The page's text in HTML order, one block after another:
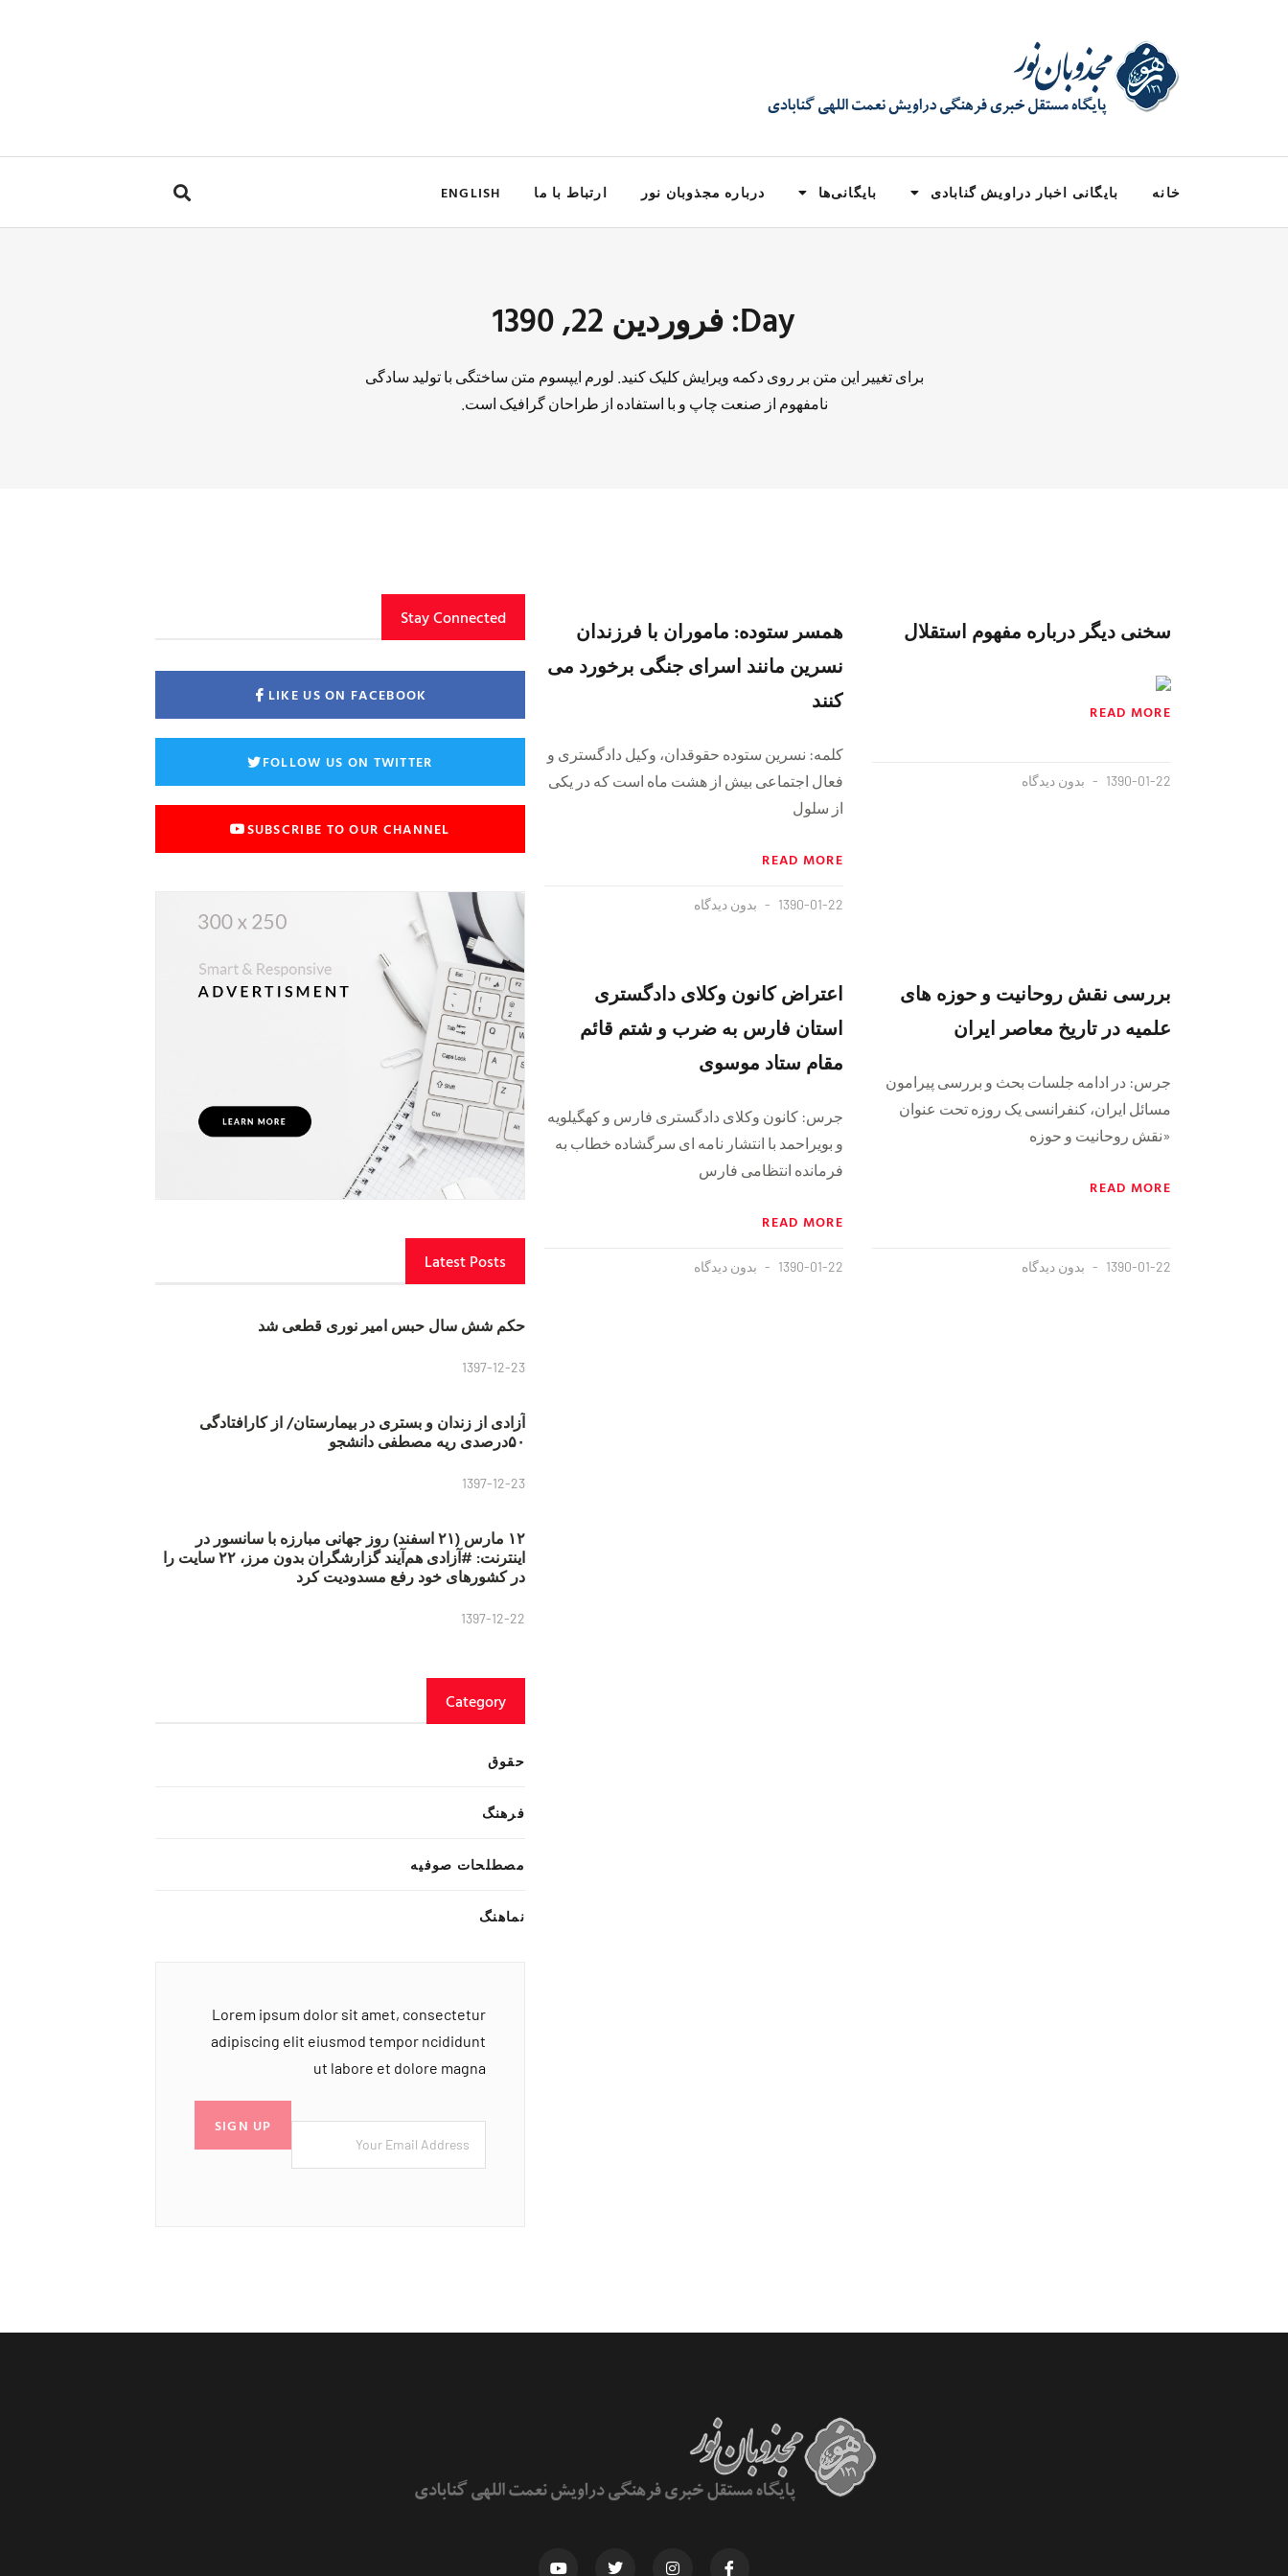
خانه بایگانی اخبار دراویش گنابادی بایگانی‌ها درباره مجذوبان نور ارتباط با ما ENGLISH
Day: فروردین 22, 1390
برای تغییر این متن بر روی دکمه ویرایش کلیک کنید. لورم ایپسوم متن ساختگی با تولید سادگی
نامفهوم از صنعت چاپ و با استفاده از طراحان گرافیک است.
سخنی دیگر در‌باره مفهوم استقلال
READ MORE
1390-01-22 بدون دیدگاه
همسر ستوده: ماموران با فرزندان
نسرین مانند اسرای جنگی برخورد می
کنند
کلمه: نسرین ستوده حقوقدان، وکیل دادگستری و
فعال اجتماعی بیش از هشت ماه است که در یکی
از سلول
READ MORE
1390-01-22 بدون دیدگاه
بررسی نقش روحانیت و حوزه های
علمیه در تاریخ معاصر ایران
جرس: در ادامه جلسات بحث و بررسی پیرامون
مسائل ایران، کنفرانسی یک روزه تحت عنوان
«نقش روحانیت و حوزه
READ MORE
1390-01-22 بدون دیدگاه
اعتراض کانون وکلای دادگستری
استان فارس به ضرب و شتم قائم
مقام ستاد موسوی
جرس: کانون وکلای دادگستری فارس و کهگیلویه
و بویراحمد با انتشار نامه ‏ای سرگشاده خطاب به
فرمانده انتظامی فارس
READ MORE
1390-01-22 بدون دیدگاه
Stay Connected
LIKE US ON FACEBOOK
FOLLOW US ON TWITTER
SUBSCRIBE TO OUR CHANNEL
Latest Posts
حکم شش سال حبس امیر نوری قطعی شد
1397-12-23
آزادی از زندان و بستری در بیمارستان/ از کارافتادگی
۵۰درصدی ریه مصطفی دانشجو
1397-12-23
۱۲ مارس (۲۱ اسفند) روز جهانی مبارزه با سانسور در
اینترنت: #آزادی هم‌آیند گزارشگران‌ بدون مرز، ۲۲ سایت را
در کشورهای خود رفع مسدودیت کرد
1397-12-22
Category
حقوق
فرهنگ
مصطلحات صوفیه
نماهنگ
Lorem ipsum dolor sit amet, consectetur
adipiscing elit eiusmod tempor ncididunt
ut labore et dolore magna
SIGN UP